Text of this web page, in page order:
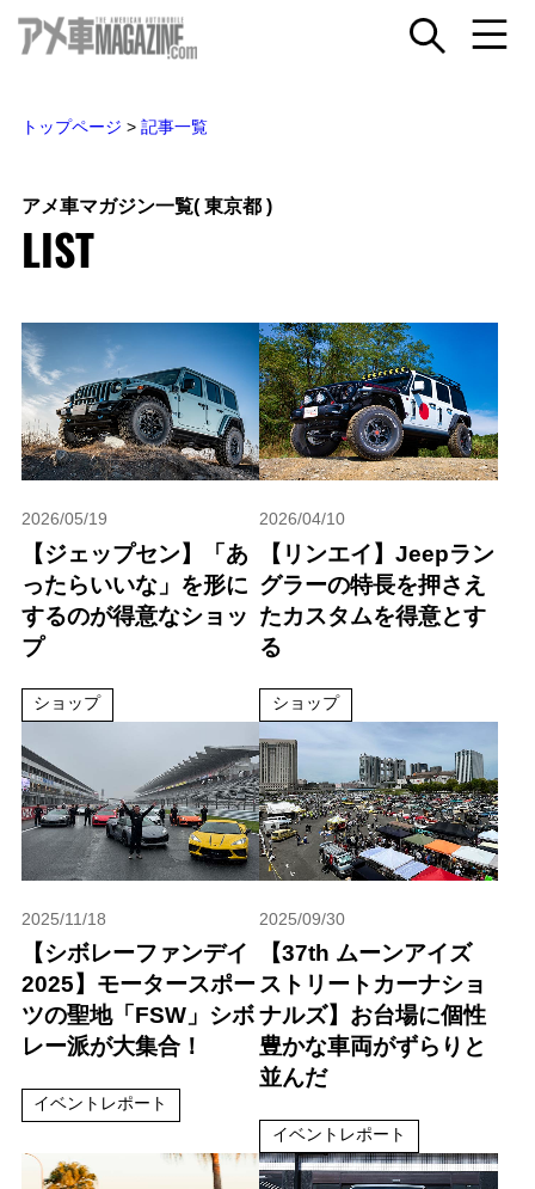
トップページ > 記事一覧
アメ車マガジン一覧( 東京都 )
LIST
2026/05/19
【ジェップセン】「あ
ったらいいな」を形に
するのが得意なショッ
プ
ショップ
2026/04/10
【リンエイ】Jeepラン
グラーの特長を押さえ
たカスタムを得意とす
る
ショップ
2025/11/18
【シボレーファンデイ
2025】モータースポー
ツの聖地「FSW」シボ
レー派が大集合！
イベントレポート
2025/09/30
【37th ムーンアイズ
ストリートカーナショ
ナルズ】お台場に個性
豊かな車両がずらりと
並んだ
イベントレポート